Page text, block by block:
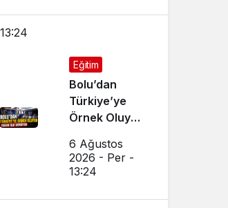
13:24
Eğitim
Bolu’dan
Türkiye’ye
Örnek Oluyor,
Görüyor
6 Ağustos
2026 - Per -
13:24